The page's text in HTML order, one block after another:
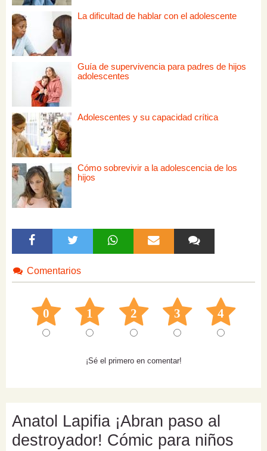
La dificultad de hablar con el adolescente
Guía de supervivencia para padres de hijos
adolescentes
Adolescentes y su capacidad crítica
Cómo sobrevivir a la adolescencia de los
hijos
Comentarios
0 1 2 3 4
¡Sé el primero en comentar!
Anatol Lapifia ¡Abran paso al
destroyador! Cómic para niños